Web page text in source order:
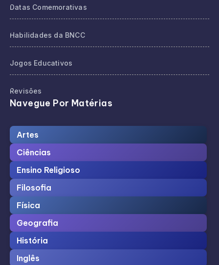
Datas Comemorativas
Habilidades da BNCC
Jogos Educativos
Revisões
Navegue Por Matérias
Artes
Ciências
Ensino Religioso
Filosofia
Física
Geografia
História
Inglês